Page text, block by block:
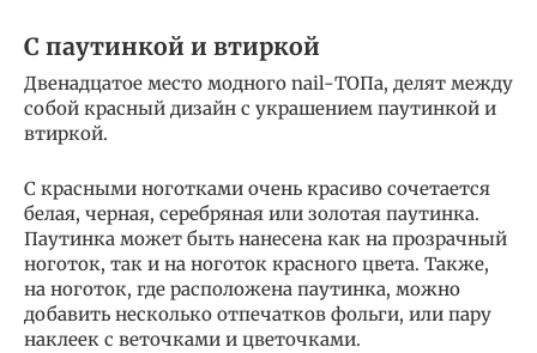
С паутинкой и втиркой
Двенадцатое место модного nail-ТОПа, делят между
собой красный дизайн с украшением паутинкой и
втиркой.
С красными ноготками очень красиво сочетается
белая, черная, серебряная или золотая паутинка.
Паутинка может быть нанесена как на прозрачный
ноготок, так и на ноготок красного цвета. Также,
на ноготок, где расположена паутинка, можно
добавить несколько отпечатков фольги, или пару
наклеек с веточками и цветочками.